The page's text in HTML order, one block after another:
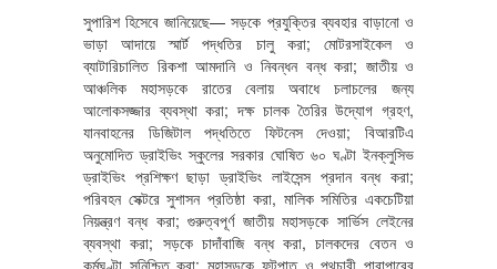
সুপারিশ হিসেবে জানিয়েছে— সড়কে প্রযুক্তির ব্যবহার বাড়ানো ও
ভাড়া আদায়ে স্মার্ট পদ্ধতির চালু করা; মোটরসাইকেল ও
ব্যাটারিচালিত রিকশা আমদানি ও নিবন্ধন বন্ধ করা; জাতীয় ও
আঞ্চলিক মহাসড়কে রাতের বেলায় অবাধে চলাচলের জন্য
আলোকসজ্জার ব্যবস্থা করা; দক্ষ চালক তৈরির উদ্যোগ গ্রহণ,
যানবাহনের ডিজিটাল পদ্ধতিতে ফিটনেস দেওয়া; বিআরটিএ
অনুমোদিত ড্রাইভিং স্কুলের সরকার ঘোষিত ৬০ ঘণ্টা ইনক্লুসিভ
ড্রাইভিং প্রশিক্ষণ ছাড়া ড্রাইভিং লাইসেন্স প্রদান বন্ধ করা;
পরিবহন সেক্টরে সুশাসন প্রতিষ্ঠা করা, মালিক সমিতির একচেটিয়া
নিয়ন্ত্রণ বন্ধ করা; গুরুত্বপূর্ণ জাতীয় মহাসড়কে সার্ভিস লেইনের
ব্যবস্থা করা; সড়কে চাদাঁবাজি বন্ধ করা, চালকদের বেতন ও
কর্মঘণ্টা সুনিশ্চিত করা; মহাসড়কে ফুটপাত ও পথচারী পারাপারের